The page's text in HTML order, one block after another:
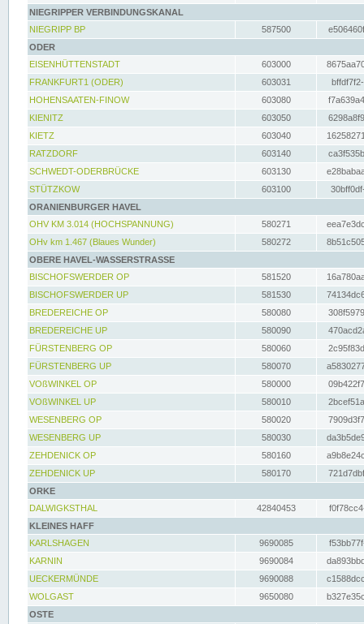
NIEGRIPPER VERBINDUNGSKANAL
NIEGRIPP BP
587500
ODER
EISENHÜTTENSTADT
603000
FRANKFURT1 (ODER)
603031
HOHENSAATEN-FINOW
603080
KIENITZ
603050
KIETZ
603040
RATZDORF
603140
SCHWEDT-ODERBRÜCKE
603130
STÜTZKOW
603100
ORANIENBURGER HAVEL
OHV KM 3.014 (HOCHSPANNUNG)
580271
OHv km 1.467 (Blaues Wunder)
580272
OBERE HAVEL-WASSERSTRASSE
BISCHOFSWERDER OP
581520
BISCHOFSWERDER UP
581530
BREDEREICHE OP
580080
BREDEREICHE UP
580090
FÜRSTENBERG OP
580060
FÜRSTENBERG UP
580070
VOßWINKEL OP
580000
VOßWINKEL UP
580010
WESENBERG OP
580020
WESENBERG UP
580030
ZEHDENICK OP
580160
ZEHDENICK UP
580170
ORKE
DALWIGKSTHAL
42840453
KLEINES HAFF
KARLSHAGEN
9690085
KARNIN
9690084
UECKERMÜNDE
9690088
WOLGAST
9650080
OSTE